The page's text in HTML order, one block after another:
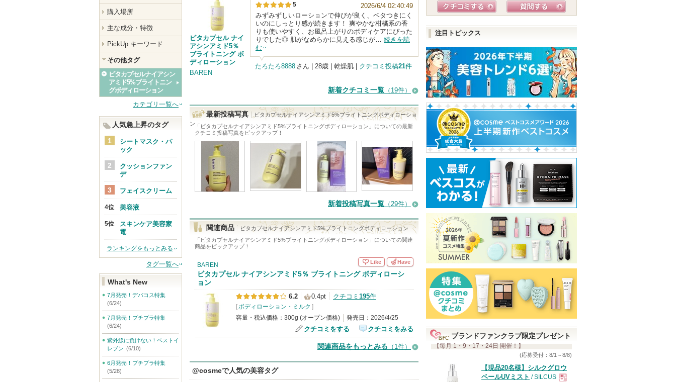
ビタカプセル ナイ
アシンアミド5％
ブライトニング ボ
ディローション
BAREN
5
2026/6/4 02:40:49
みずみずしいローションで伸びが良く、ベタつきにく
いのにしっとり感が続きます！ 爽やかな柑橘系の香
りも使いやすく、お風呂上がりのボディケアにぴった
りでした◎ 肌がなめらかに見える感じが… 続きを読
む
たろたろ8888 さん | 28歳 | 乾燥肌 | クチコミ投稿21件
新着クチコミ一覧 （19件）
最新投稿写真
ビタカプセルナイアシンアミド5%ブライトニングボディローショ
ン 「 ビタカプセルナイアシンアミド5%ブライトニングボディローション 」についての最新
クチコミ投稿写真をピックアップ！
新着投稿写真一覧 （29件）
関連商品
ビタカプセルナイアシンアミド5%ブライトニングボディローション
「 ビタカプセルナイアシンアミド5%ブライトニングボディローション 」についての関連
商品をピックアップ！
BAREN
ビタカプセル ナイアシンアミド5％ ブライトニング ボディローシ
ョン
Like Have
6.2 0.4pt クチコミ 195件
[ボディローション・ミルク ]
容量・税込価格：300g (オープン価格)
発売日：2026/4/25
クチコミをする クチコミをみる
関連商品をもっとみる （1件）
@cosmeで人気の美容タグ
注目トピックス
ブランドファンクラブ限定プレゼント
【毎月 1・9・17・24日 開催！】
(応募受付：8/1～8/8)
【現品20名様】シルクグロウ
ベールUVミスト / SILCUS
購入場所
主な成分・特徴
PickUp キーワード
その他タグ
ビタカプセルナイアシン
アミド5%ブライトニン
グボディローション
カテゴリ一覧へ
人気急上昇のタグ
シートマスク・パ
ック
クッションファン
デ
フェイスクリーム
美容液
スキンケア美容家
電
ランキングをもっとみる
タグ一覧へ
What's New
7月発売！デパコス特集
(6/24)
7月発売！プチプラ特集
(6/24)
紫外線に負けない！ベストイ
レブン (6/10)
6月発売！プチプラ特集
(5/28)